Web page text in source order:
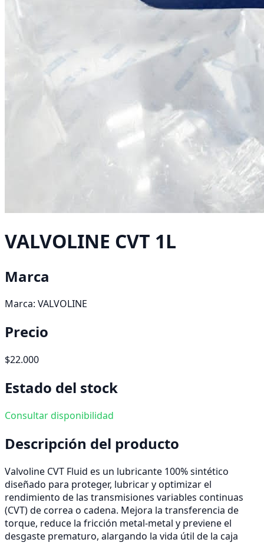
VALVOLINE CVT 1L
Marca
Marca: VALVOLINE
Precio
$22.000
Estado del stock
Consultar disponibilidad
Descripción del producto
Valvoline CVT Fluid es un lubricante 100% sintético
diseñado para proteger, lubricar y optimizar el
rendimiento de las transmisiones variables continuas
(CVT) de correa o cadena. Mejora la transferencia de
torque, reduce la fricción metal-metal y previene el
desgaste prematuro, alargando la vida útil de la caja